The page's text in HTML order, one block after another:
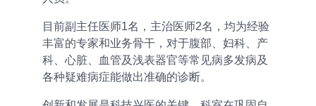
目前副主任医师1名，主治医师2名，均为经验
丰富的专家和业务骨干，对于腹部、妇科、产
科、心脏、血管及浅表器官等常见病多发病及
各种疑难病症能做出准确的诊断。